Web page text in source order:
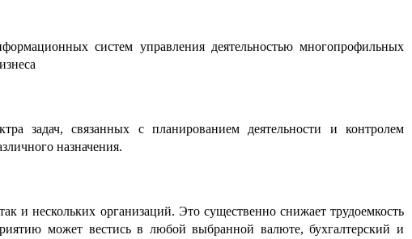
систем управления деятельностью многопрофильных
задач, связанных с планированием деятельности и контролем
назначения.
и нескольких организаций. Это существенно снижает трудоемкость
может вестись в любой выбранной валюте, бухгалтерский и